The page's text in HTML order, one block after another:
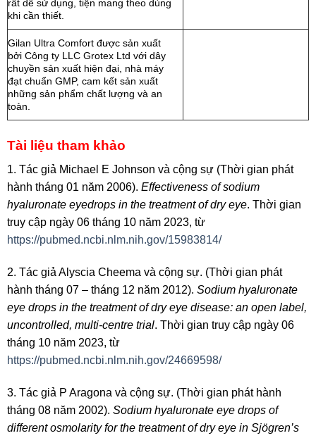
rất dễ sử dụng, tiện mang theo dùng
khi cần thiết.
Gilan Ultra Comfort được sản xuất
bởi Công ty LLC Grotex Ltd với dây
chuyền sản xuất hiện đại, nhà máy
đạt chuẩn GMP, cam kết sản xuất
những sản phẩm chất lượng và an
toàn.
Tài liệu tham khảo
1. Tác giả Michael E Johnson và cộng sự (Thời gian phát
hành tháng 01 năm 2006). Effectiveness of sodium
hyaluronate eyedrops in the treatment of dry eye. Thời gian
truy cập ngày 06 tháng 10 năm 2023, từ
https://pubmed.ncbi.nlm.nih.gov/15983814/
2. Tác giả Alyscia Cheema và cộng sự. (Thời gian phát
hành tháng 07 – tháng 12 năm 2012). Sodium hyaluronate
eye drops in the treatment of dry eye disease: an open label,
uncontrolled, multi-centre trial. Thời gian truy cập ngày 06
tháng 10 năm 2023, từ
https://pubmed.ncbi.nlm.nih.gov/24669598/
3. Tác giả P Aragona và cộng sự. (Thời gian phát hành
tháng 08 năm 2002). Sodium hyaluronate eye drops of
different osmolarity for the treatment of dry eye in Sjögren’s